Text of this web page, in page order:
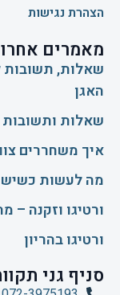
הצהרת נגישות
מאמרים
שאלות, תשובות
האגן
שאלות ותשובות
איך משחררים
​מה לעשות כשיש
ורטיגו וזקנה
ורטיגו בהריון
סניף גני